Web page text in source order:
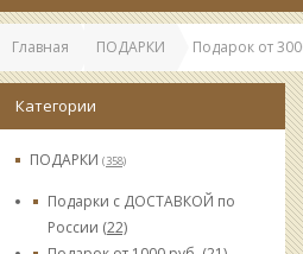
Главная ПОДАРКИ Подарок от
Категории
ПОДАРКИ (358)
Подарки с ДОСТАВКОЙ по
России (22)